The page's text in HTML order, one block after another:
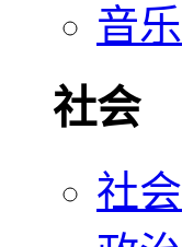
音乐
社会
社会